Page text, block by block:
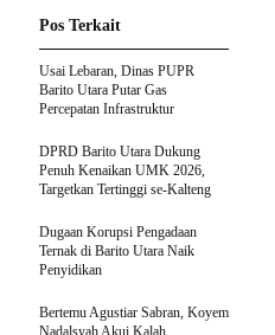
Pos Terkait
Usai Lebaran, Dinas PUPR
Barito Utara Putar Gas
Percepatan Infrastruktur
DPRD Barito Utara Dukung
Penuh Kenaikan UMK 2026,
Targetkan Tertinggi se-Kalteng
Dugaan Korupsi Pengadaan
Ternak di Barito Utara Naik
Penyidikan
Bertemu Agustiar Sabran, Koyem
Nadalsyah Akui Kalah